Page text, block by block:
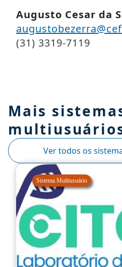
Augusto Cesar da
(31) 3319-7119
Mais
Ver todos os
Sistema Multiusuário